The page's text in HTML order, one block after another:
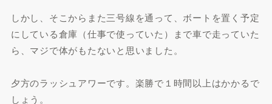
しかし、そこからまた三号線を通って、ボートを置く予定
にしている倉庫（仕事で使っていた）まで車で走っていた
ら、マジで体がもたないと思いました。
夕方のラッシュアワーです。楽勝で１時間以上はかかるで
しょう。